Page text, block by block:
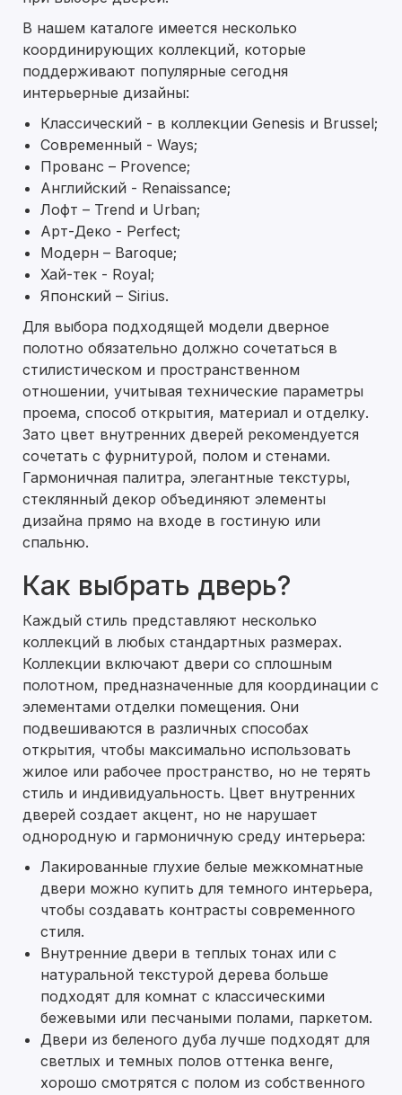
В нашем каталоге имеется несколько
координирующих коллекций, которые
поддерживают популярные сегодня
интерьерные дизайны:
Классический - в коллекции Genesis и Brussel;
Современный - Ways;
Прованс – Provence;
Английский - Renaissance;
Лофт – Trend и Urban;
Арт-Деко - Perfect;
Модерн – Baroque;
Хай-тек - Royal;
Японский – Sirius.
Для выбора подходящей модели дверное
полотно обязательно должно сочетаться в
стилистическом и пространственном
отношении, учитывая технические параметры
проема, способ открытия, материал и отделку.
Зато цвет внутренних дверей рекомендуется
сочетать с фурнитурой, полом и стенами.
Гармоничная палитра, элегантные текстуры,
стеклянный декор объединяют элементы
дизайна прямо на входе в гостиную или
спальню.
Как выбрать дверь?
Каждый стиль представляют несколько
коллекций в любых стандартных размерах.
Коллекции включают двери со сплошным
полотном, предназначенные для координации с
элементами отделки помещения. Они
подвешиваются в различных способах
открытия, чтобы максимально использовать
жилое или рабочее пространство, но не терять
стиль и индивидуальность. Цвет внутренних
дверей создает акцент, но не нарушает
однородную и гармоничную среду интерьера:
Лакированные глухие белые межкомнатные
двери можно купить для темного интерьера,
чтобы создавать контрасты современного
стиля.
Внутренние двери в теплых тонах или с
натуральной текстурой дерева больше
подходят для комнат с классическими
бежевыми или песчаными полами, паркетом.
Двери из беленого дуба лучше подходят для
светлых и темных полов оттенка венге,
хорошо смотрятся с полом из собственного